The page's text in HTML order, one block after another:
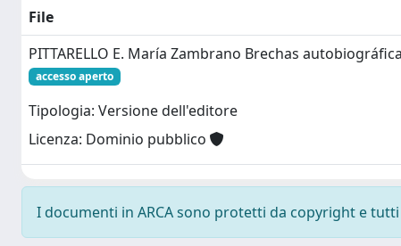
File
PITTARELLO E. María Zambrano Brechas
accesso aperto
Tipologia: Versione dell'editore
Licenza: Dominio pubblico
I documenti in ARCA sono protetti da copyright e